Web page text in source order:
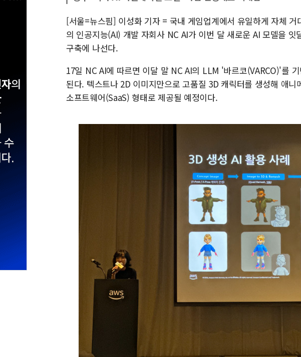
[서울=뉴스핌] 이성화 기자 = 국내 게임업계에서 유일하게 자체
의 인공지능(AI) 개발 자회사 NC AI가 이번 달 새로운 AI 모델을
구축에 나선다.
17일 NC AI에 따르면 이달 말 NC AI의 LLM '바르코(VARCO)'를
된다. 텍스트나 2D 이미지만으로 고품질 3D 캐릭터를 생성해 애
소프트웨어(SaaS) 형태로 제공될 예정이다.